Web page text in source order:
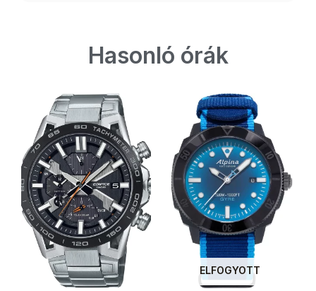
Hasonló órák
ELFOGYOTT